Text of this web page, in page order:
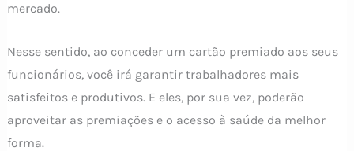
mercado.
Nesse sentido, ao conceder um cartão premiado aos seus
funcionários, você irá garantir trabalhadores mais
satisfeitos e produtivos. E eles, por sua vez, poderão
aproveitar as premiações e o acesso à saúde da melhor
forma.